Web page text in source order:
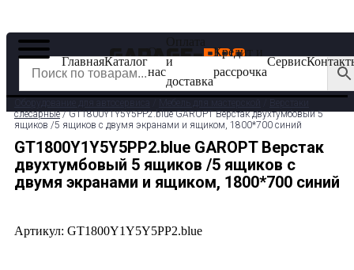
GARAGE-PRO
ГлавнаяКаталог
нас
и
доставка
Кредит и
рассрочка
Сервис
✆ 8 (800) 511-39-29 ✉ info@garage-pro.ru
слесарные/ GT1800Y1Y5Y5PP2.blue GAROPT Верстак двухтумбовый 5
ящиков /5 ящиков с двумя экранами и ящиком, 1800*700 синий
GT1800Y1Y5Y5PP2.blue GAROPT Верстак
двухтумбовый 5 ящиков /5 ящиков с
двумя экранами и ящиком, 1800*700 синий
Артикул: GT1800Y1Y5Y5PP2.blue